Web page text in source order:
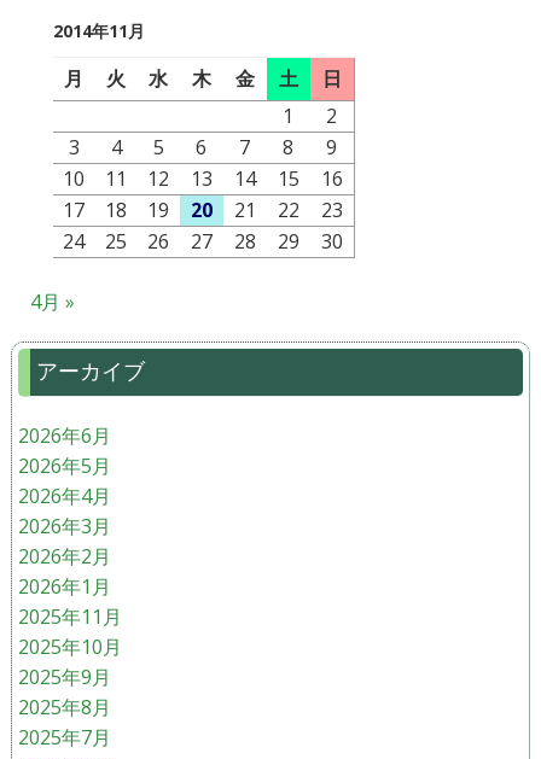
2014年11月
月 火 水 木 金 土
日
1
2
3
4 5 6 7 8
9
10
11 12 13 14 15
16
17
18 19 20 21 22
23
24
25 26 27 28 29 30
4月 »
アーカイブ
2026年6月
2026年5月
2026年4月
2026年3月
2026年2月
2026年1月
2025年11月
2025年10月
2025年9月
2025年8月
2025年7月